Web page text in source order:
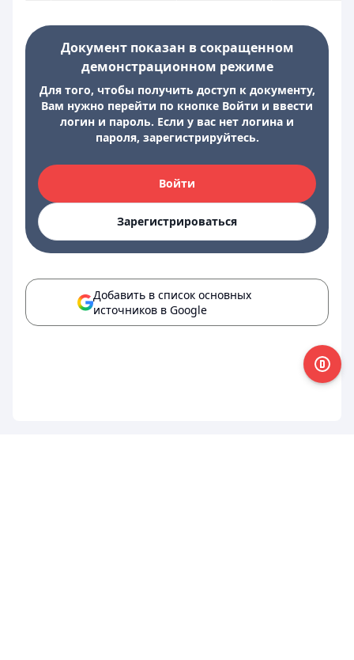
Документ показан в сокращенном
демонстрационном режиме
Для того, чтобы получить доступ к документу,
Вам нужно перейти по кнопке Войти и ввести
логин и пароль. Если у вас нет логина и
пароля, зарегистрируйтесь.
Войти
Зарегистрироваться
Добавить в список основных
источников в Google